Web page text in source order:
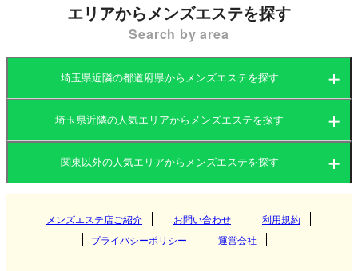
エリアからメンズエステを探す
Search by area
埼玉県近隣の都道府県からメンズエステを探す
茨城県 群馬県
栃木県 東京都
神奈川県 千葉県
埼玉県近隣の人気エリアからメンズエステを探す
つくば 群馬県
関東以外の人気エリアからメンズエステを探す
関西
メンズエステ店ご紹介 お問い合わせ
利用規約
プライバシーポリシー
運営会社